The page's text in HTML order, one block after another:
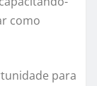
como
para